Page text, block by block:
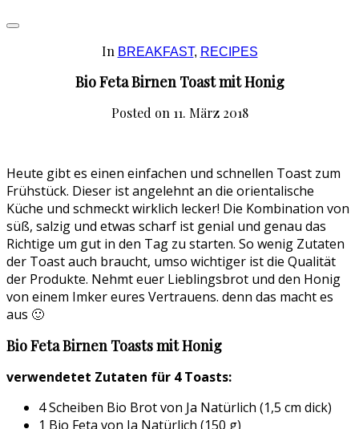
In BREAKFAST, RECIPES
Bio Feta Birnen Toast mit Honig
Posted on 11. März 2018
Heute gibt es einen einfachen und schnellen Toast zum
Frühstück. Dieser ist angelehnt an die orientalische
Küche und schmeckt wirklich lecker! Die Kombination von
süß, salzig und etwas scharf ist genial und genau das
Richtige um gut in den Tag zu starten. So wenig Zutaten
der Toast auch braucht, umso wichtiger ist die Qualität
der Produkte. Nehmt euer Lieblingsbrot und den Honig
von einem Imker eures Vertrauens. denn das macht es
aus 🙂
Bio Feta Birnen Toasts mit Honig
verwendetet Zutaten für 4 Toasts:
4 Scheiben Bio Brot von Ja Natürlich (1,5 cm dick)
1 Bio Feta von Ja Natürlich (150 g)